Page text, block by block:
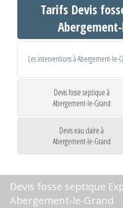
Tarifs Devis
Les interventions à Abergement-le-
Devis fosse septique à
Abergement-le-Grand
Devis eau claire à
Abergement-le-Grand
Devis fosse septique
Abergement-le-Grand